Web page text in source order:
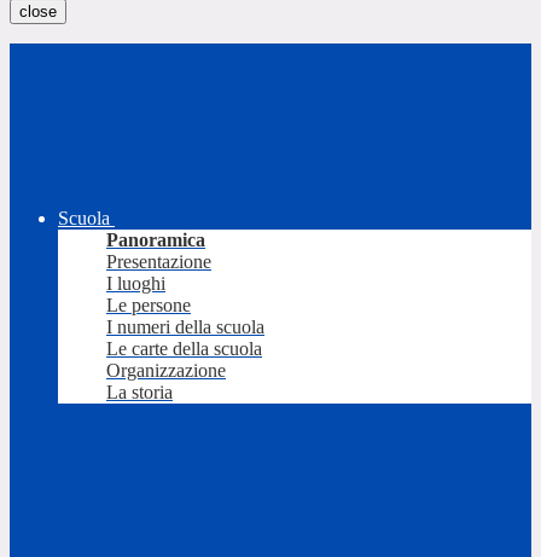
close
Scuola
Panoramica
Presentazione
I luoghi
Le persone
I numeri della scuola
Le carte della scuola
Organizzazione
La storia